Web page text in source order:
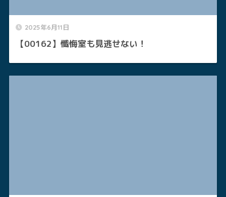
2025年6月11日
【00162】懺悔室も見逃せない！